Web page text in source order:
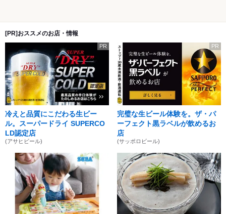
[PR]おススメのお店・情報
PR
冷えと品質にこだわる生ビー
ル。スーパードライ SUPERCO
LD認定店
(アサヒビール)
PR
完璧な生ビール体験を。ザ・パ
ーフェクト黒ラベルが飲めるお
店
(サッポロビール)